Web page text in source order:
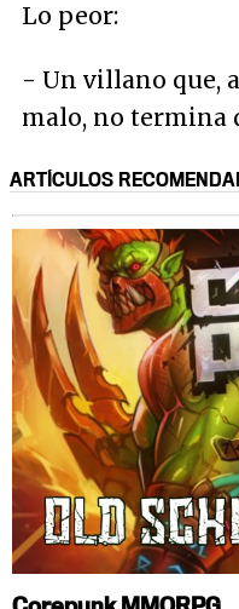
Lo peor:
- Un villano que,
malo, no termina
ARTÍCULOS